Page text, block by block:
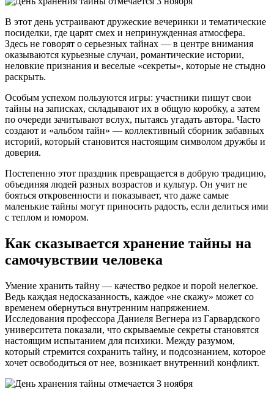
В этот день устраивают дружеские вечеринки и тематические
посиделки, где царят смех и непринужденная атмосфера.
Здесь не говорят о серьезных тайнах — в центре внимания
оказываются курьезные случаи, романтические истории,
неловкие признания и веселые «секреты», которые не стыдно
раскрыть.
Особым успехом пользуются игры: участники пишут свои
тайны на записках, складывают их в общую коробку, а затем
по очереди зачитывают вслух, пытаясь угадать автора. Часто
создают и «альбом тайн» — коллективный сборник забавных
историй, который становится настоящим символом дружбы и
доверия.
Постепенно этот праздник превращается в добрую традицию,
объединяя людей разных возрастов и культур. Он учит не
бояться откровенности и показывает, что даже самые
маленькие тайны могут приносить радость, если делиться ими
с теплом и юмором.
Как сказывается хранение тайны на
самочувствии человека
Умение хранить тайну — качество редкое и порой нелегкое.
Ведь каждая недосказанность, каждое «не скажу» может со
временем обернуться внутренним напряжением.
Исследования профессора Даниеля Вегнера из Гарвардского
университета показали, что скрываемые секреты становятся
настоящим испытанием для психики. Между разумом,
который стремится сохранить тайну, и подсознанием, которое
хочет освободиться от нее, возникает внутренний конфликт.